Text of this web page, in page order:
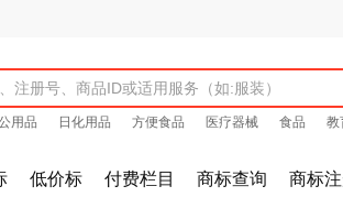
用品 日化用品 方便食品 医疗器械 食品 教
低价标 付费栏目 商标查询 商标